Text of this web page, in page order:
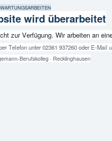
WARTUNGSARBEITEN
wird überarbeitet
zur Verfügung. Wir arbeiten an
Telefon unter 02361 937260 oder E-Mail
Berufskolleg · Recklinghausen